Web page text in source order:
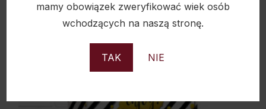
mamy obowiązek zweryfikować wiek osób
wchodzących na naszą stronę.
TAK NIE
Sold